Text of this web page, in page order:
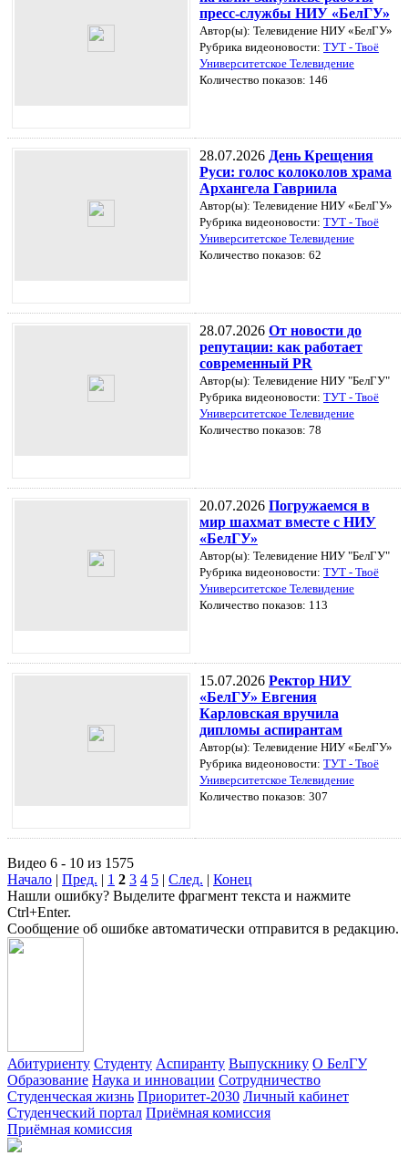
пресс-службы НИУ «БелГУ»
Автор(ы): Телевидение НИУ «БелГУ»
Рубрика видеоновости: ТУТ - Твоё
Университетское Телевидение
Количество показов: 146
28.07.2026 День Крещения
Руси: голос колоколов храма
Архангела Гавриила
Автор(ы): Телевидение НИУ «БелГУ»
Рубрика видеоновости: ТУТ - Твоё
Университетское Телевидение
Количество показов: 62
28.07.2026 От новости до
репутации: как работает
современный PR
Автор(ы): Телевидение НИУ "БелГУ"
Рубрика видеоновости: ТУТ - Твоё
Университетское Телевидение
Количество показов: 78
20.07.2026 Погружаемся в
мир шахмат вместе с НИУ
«БелГУ»
Автор(ы): Телевидение НИУ "БелГУ"
Рубрика видеоновости: ТУТ - Твоё
Университетское Телевидение
Количество показов: 113
15.07.2026 Ректор НИУ
«БелГУ» Евгения
Карловская вручила
дипломы аспирантам
Автор(ы): Телевидение НИУ «БелГУ»
Рубрика видеоновости: ТУТ - Твоё
Университетское Телевидение
Количество показов: 307
Видео 6 - 10 из 1575
Начало | Пред. | 1 2 3 4 5 | След. | Конец
Нашли ошибку? Выделите фрагмент текста и нажмите
Ctrl+Enter.
Сообщение об ошибке автоматически отправится в редакцию.
Абитуриенту Студенту Аспиранту Выпускнику О БелГУ
Образование Наука и инновации Сотрудничество
Студенческая жизнь Приоритет-2030 Личный кабинет
Студенческий портал Приёмная комиссия
Приёмная комиссия